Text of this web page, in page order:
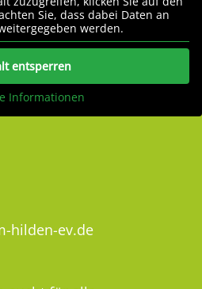
Sie, dass dabei Daten an
werden.
entsperren
Informationen
hilden-ev.de